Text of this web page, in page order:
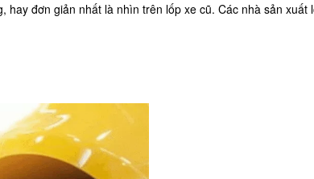
đơn giản nhất là nhìn trên lốp xe cũ. Các nhà sản xuất